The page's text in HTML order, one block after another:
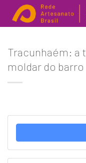
Tracunhaém: a
moldar do barro